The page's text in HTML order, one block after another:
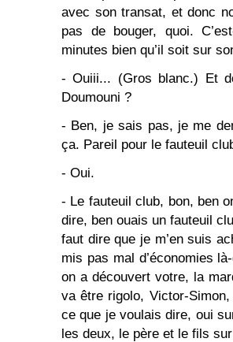
avec son transat, et donc
pas de bouger, quoi.
minutes bien qu’il soit sur
- Ouiii... (Gros blanc.) Et
Doumouni ?
- Ben, je sais pas, je me
ça. Pareil pour le fauteuil
- Oui.
- Le fauteuil club, bon, ben
dire, ben ouais un fauteuil
faut dire que je m’en suis
mis pas mal d’économies
on a découvert votre, la
va être rigolo, Victor-
ce que je voulais dire, oui
les deux, le père et le fils